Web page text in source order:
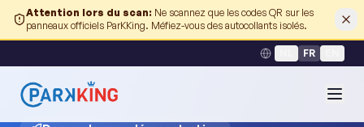
Attention lors du scan: Ne scannez que les codes QR sur les
panneaux officiels ParKKing. Méfiez-vous des autocollants isolés.
FR